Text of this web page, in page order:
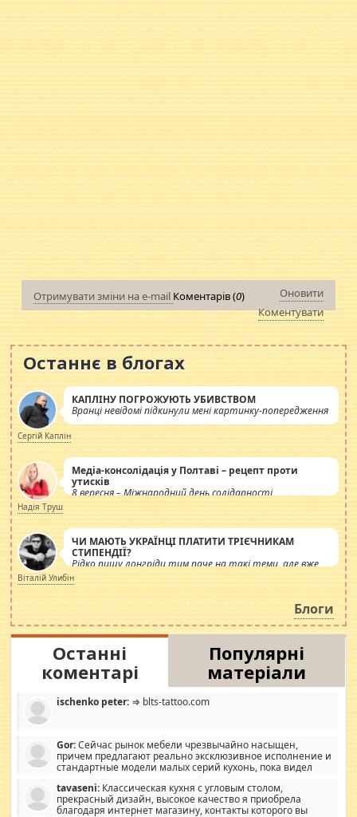
Отримувати зміни на e-mail Коментарів (0)
Оновити
Коментувати
Останнє в блогах
КАПЛІНУ ПОГРОЖУЮТЬ УБИВСТВОМ
Вранці невідомі підкинули мені картинку-попередження
Сергій Каплін
Медіа-консолідація у Полтаві – рецепт проти
утисків
8 вересня – Міжнародний день солідарності
журналістів.
Надія Труш
ЧИ МАЮТЬ УКРАЇНЦІ ПЛАТИТИ ТРІЄЧНИКАМ
СТИПЕНДІЇ?
Рідко пишу лонгріди тим паче на такі теми, але вже
просто дістало! Обурюють сьогоднішні інсенуації
навколо стипендіального питання. Штучно
роздувається ще одна соціальна катастрофа.
Віталій Улибін
Блоги
Останні
коментарі
Популярні
матеріали
ischenko peter: ⇒ blts-tattoo.com
Gor:Сейчас рынок мебели чрезвычайно насыщен,
причем предлагают реально эксклюзивное исполнение и
стандартные модели малых серий кухонь, пока видел
стандартные формы, в MebelOk, креативненько и что главное -
со вкусом все в порядке, без ненужных наворотов удорожающих
мебель, а это не последний фактор.
tavaseni: Классическая кухня с угловым столом,
прекрасный дизайн, высокое качество я приобрела
благодаря интернет магазину, контакты которого вы